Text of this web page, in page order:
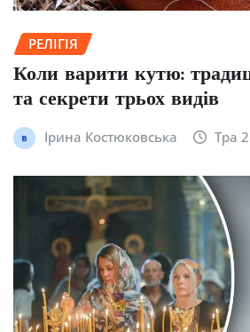
РЕЛІГІЯ
Коли варити кутю:
та секрети трьох видів
Ірина Костюковська Тра